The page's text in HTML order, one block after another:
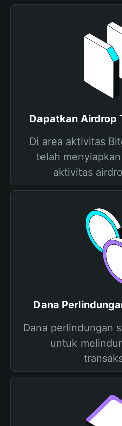
Dapatkan Airdrop
Di area aktivitas
telah
aktivitas
Dana
Dana perlindungan
untuk